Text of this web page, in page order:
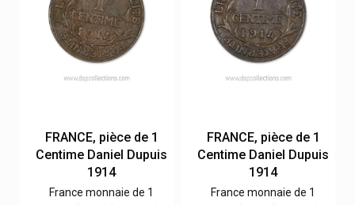
FRANCE, pièce de 1
Centime Daniel Dupuis
1914
France monnaie de 1
FRANCE, pièce de 1
Centime Daniel Dupuis
1914
France monnaie de 1